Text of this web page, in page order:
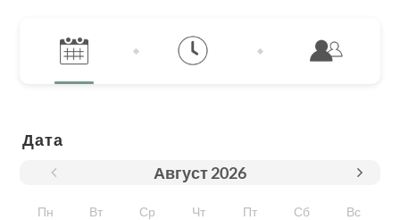
Дата
Август2026
Пн Вт Ср Чт Пт Сб Вс